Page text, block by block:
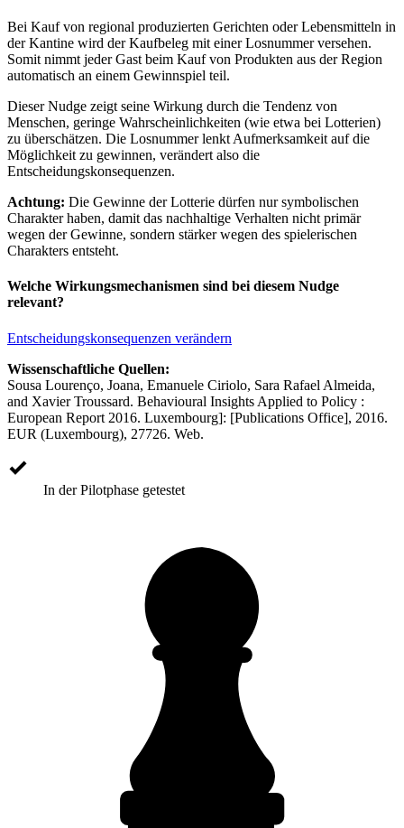
Bei Kauf von regional produzierten Gerichten oder Lebensmitteln in
der Kantine wird der Kaufbeleg mit einer Losnummer versehen.
Somit nimmt jeder Gast beim Kauf von Produkten aus der Region
automatisch an einem Gewinnspiel teil.
Dieser Nudge zeigt seine Wirkung durch die Tendenz von
Menschen, geringe Wahrscheinlichkeiten (wie etwa bei Lotterien)
zu überschätzen. Die Losnummer lenkt Aufmerksamkeit auf die
Möglichkeit zu gewinnen, verändert also die
Entscheidungskonsequenzen.
Achtung: Die Gewinne der Lotterie dürfen nur symbolischen
Charakter haben, damit das nachhaltige Verhalten nicht primär
wegen der Gewinne, sondern stärker wegen des spielerischen
Charakters entsteht.
Welche Wirkungsmechanismen sind bei diesem Nudge
relevant?
Entscheidungskonsequenzen verändern
Wissenschaftliche Quellen:
Sousa Lourenço, Joana, Emanuele Ciriolo, Sara Rafael Almeida,
and Xavier Troussard. Behavioural Insights Applied to Policy :
European Report 2016. Luxembourg]: [Publications Office], 2016.
EUR (Luxembourg), 27726. Web.
In der Pilotphase getestet